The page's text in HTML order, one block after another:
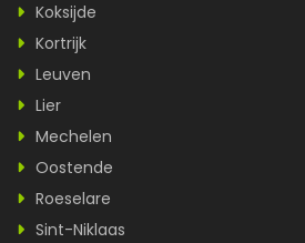
Koksijde
Kortrijk
Leuven
Lier
Mechelen
Oostende
Roeselare
Sint-Niklaas